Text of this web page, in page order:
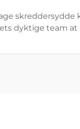
dyktige team